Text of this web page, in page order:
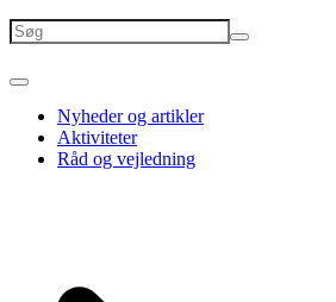
Nyheder og artikler
Aktiviteter
Råd og vejledning